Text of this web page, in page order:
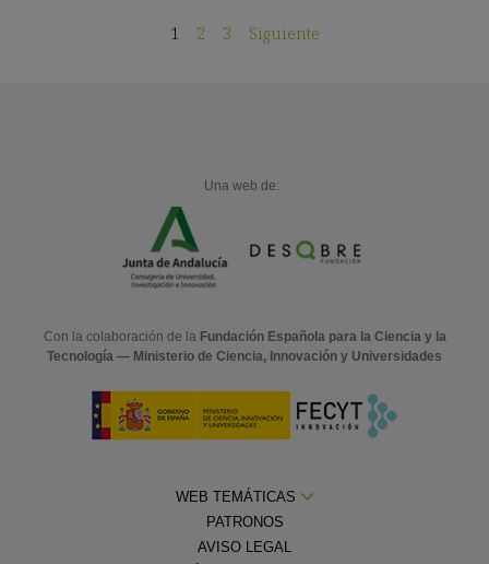
1 2 3 Siguiente
Una web de:
Con la colaboración de la Fundación Española para la Ciencia y la
Tecnología — Ministerio de Ciencia, Innovación y Universidades
WEB TEMÁTICAS
PATRONOS
AVISO LEGAL